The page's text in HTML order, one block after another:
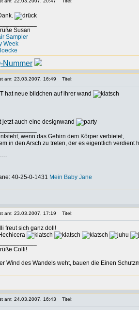
Susan
Sampler
Week
am: 23.03.2007, 16:49 Titel:
hat neue bildchen auf ihrer wand
jetzt auch eine designwand
wenn das Gehirn dem Körper verbietet,
in den Arsch zu treten, der es eigentlich verdient
40-25-0-1431 Mein Baby Jane
am: 23.03.2007, 17:19 Titel:
freut sich ganz doll!
Colli!
Wind des Wandels weht, bauen die Einen
am: 24.03.2007, 16:43 Titel: